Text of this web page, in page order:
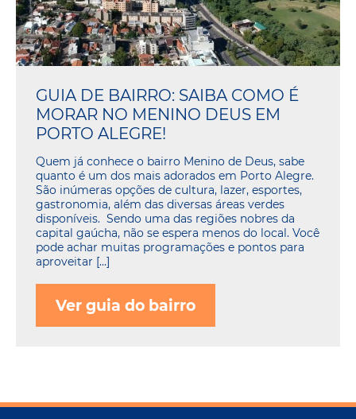
GUIA DE BAIRRO: SAIBA COMO É
MORAR NO MENINO DEUS EM
PORTO ALEGRE!
Quem já conhece o bairro Menino de Deus, sabe
quanto é um dos mais adorados em Porto Alegre.
São inúmeras opções de cultura, lazer, esportes,
gastronomia, além das diversas áreas verdes
disponíveis. Sendo uma das regiões nobres da
capital gaúcha, não se espera menos do local. Você
pode achar muitas programações e pontos para
aproveitar […]
Ver guia do bairro